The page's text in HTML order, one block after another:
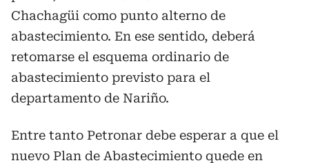
Chachagüi como punto alterno de
abastecimiento. En ese sentido, deberá
retomarse el esquema ordinario de
abastecimiento previsto para el
departamento de Nariño.
Entre tanto Petronar debe esperar a que el
nuevo Plan de Abastecimiento quede en